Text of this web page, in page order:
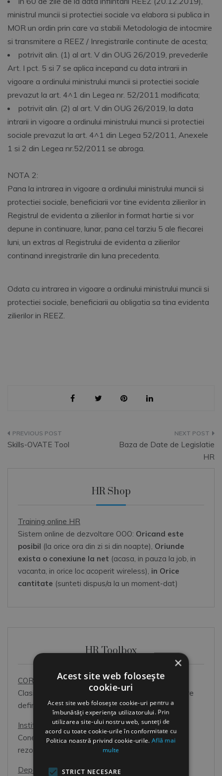
ministrul muncii si protectiei sociale va elabora si publica in
MOR un ordin prin care va stabili Metodologia de intocmire
si transmitere a REEZ / Inregistrarile continute de acesta;
potrivit alin. (1) al art. V din OUG 26/2019, prevederile
Art. I pct. 5 si 7 se aplica incepand cu data intrarii in
vigoare a ordinului ministrului muncii si protectiei sociale
prevazut la art. 4^1 din Legea nr. 52/2011 modificata;
potrivit alin. (2) al art. V din OUG 26/2019, la data
intrarii in vigoare a ordinului ministrului muncii si protectiei
sociale prevazut la art. 4^1 din Legea 52/2011, Anexele
1 si 2 din Legea nr.52/2011 se abroga.
NOTA 2:
Pana la intrarea in vigoare a ordinului ministrului muncii si
protectiei sociale, beneficiarii vor tine evidenta zilierilor in
Registrul de evidenta a zilierilor in format hartie si vor
depune in continuare, lunar, pana cel tarziu 5 ale fiecarei
luni, un extras al Registrului de evidenta a zilierilor
continand inregistrarile din luna precedenta.
Odata cu intrarea in vigoare a ordinului ministrului muncii si
protectiei sociale, beneficiarii au obligatia sa tina evidenta
zilierilor in REEZ.
Navigare
Skills-OVATE Tool
Baza de Date de Legislatie
HR
HR Shop
Training online HR
Sistem online de dezvoltare OOO: Oricand este
posibil (la orice ora din zi si din noapte), Oriunde
exista o conexiune la net (acasa, in pauza la job, in
vacanta, in orice loc acoperit wireless), in Orice
cantitate (sunteti dispus/a la un moment-dat)
HR Toolbox
COR 2026
Clasificarea Ocupatiilor din Romania: prim pas catre
definirea corecta a pozitiilor din organizatie.
Institutii
Conectati-va cu cei care va pot ajuta. Impreuna
rezolvati mai rapid problemele dvs.
Departamentul Resurse Umane
×
Acest site web folosește
cookie-uri
Acest site web folosește cookie-uri pentru a
îmbunătăți experiența utilizatorului. Prin
utilizarea site-ului nostru web, sunteți de
acord cu toate cookie-urile în conformitate cu
Politica noastră privind cookie-urile.Află mai
multe
STRICT NECESARE